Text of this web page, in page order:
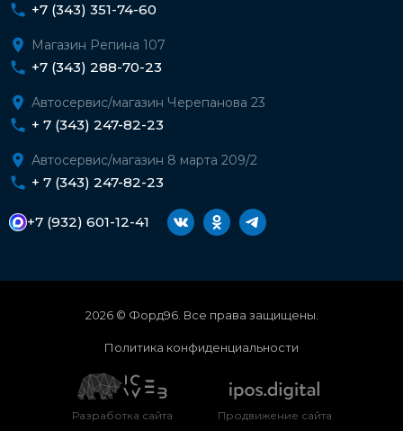
+7 (343) 351-74-60
Магазин Репина 107
+7 (343) 288-70-23
Автосервис/магазин Черепанова 23
+ 7 (343) 247-82-23
Автосервис/магазин 8 марта 209/2
+ 7 (343) 247-82-23
+7 (932) 601-12-41
2026 © Форд96. Все права защищены.
Политика конфиденциальности
Разработка сайта Продвижение сайта